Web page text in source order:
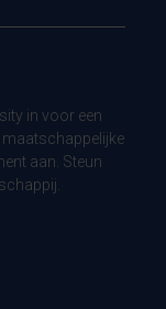
in voor een
maatschappelijke
aan. Steun